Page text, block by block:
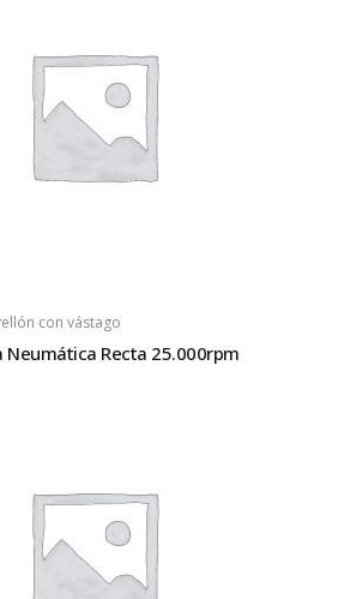
con vástago
Neumática Recta 25.000rpm